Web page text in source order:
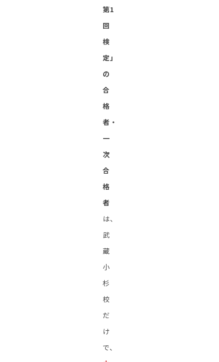
第1
回
検
定」
の
合
格
者・
一
次
合
格
者
は、
武
蔵
小
杉
校
だ
け
で、